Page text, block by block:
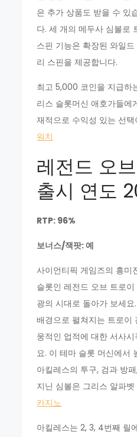
은 추가 상품도 받을 수 있
다. 세 개의 메두사 심볼로
스핀 기능은 확장된 와일
리 스핀을 제공합니다.
최고 5,000 코인을 지급하
리스 슬롯머신 애호가들에
재적으로 수익성 있는 선
워치
레전드 오
출시 연도
RTP: 96%
보너스/잭팟: 예
사이언티픽 게임즈의 흥미
슬롯인 레전드 오브 트로
광의 시대로 돌아가 보세
배경으로 펼쳐지는 트로이
웅적인 업적에 대한 서사
요. 이 테마 슬롯 머신에서
아킬레스의 투구, 검과 방
지닌 심볼은 그리스 알파
카지노
아킬레스는 2, 3, 4번째 릴